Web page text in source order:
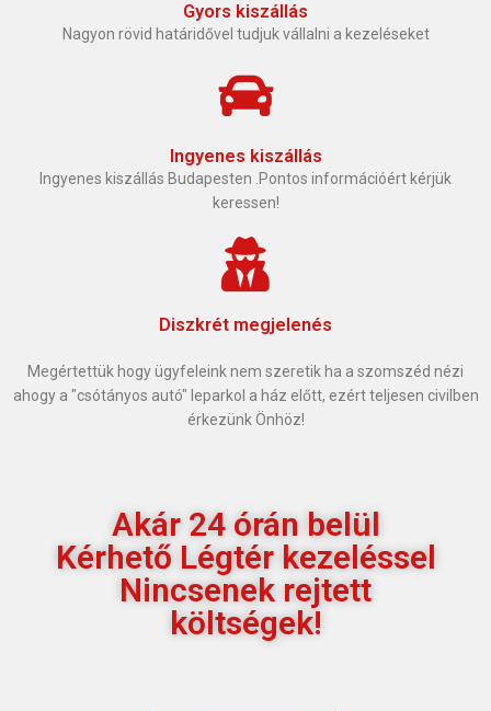
Gyors kiszállás
Nagyon rövid határidővel tudjuk vállalni a kezeléseket
Ingyenes kiszállás
Ingyenes kiszállás Budapesten .Pontos információért kérjük
keressen!
Diszkrét megjelenés
Megértettük hogy ügyfeleink nem szeretik ha a szomszéd nézi
ahogy a "csótányos autó" leparkol a ház előtt, ezért teljesen civilben
érkezünk Önhöz!
Akár 24 órán belül
Kérhető Légtér kezeléssel
Nincsenek rejtett
költségek!